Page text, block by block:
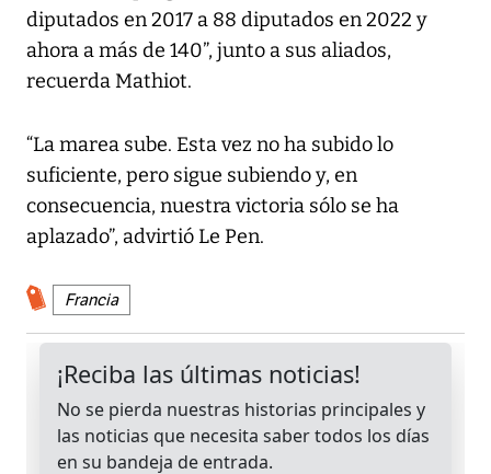
diputados en 2017 a 88 diputados en 2022 y
ahora a más de 140”, junto a sus aliados,
recuerda Mathiot.
“La marea sube. Esta vez no ha subido lo
suficiente, pero sigue subiendo y, en
consecuencia, nuestra victoria sólo se ha
aplazado”, advirtió Le Pen.
Francia